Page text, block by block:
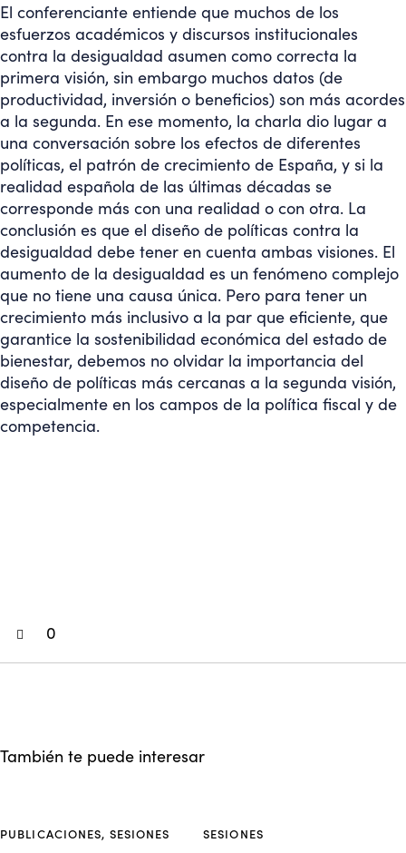
El conferenciante entiende que muchos de los
esfuerzos académicos y discursos institucionales
contra la desigualdad asumen como correcta la
primera visión, sin embargo muchos datos (de
productividad, inversión o beneficios) son más acordes
a la segunda. En ese momento, la charla dio lugar a
una conversación sobre los efectos de diferentes
políticas, el patrón de crecimiento de España, y si la
realidad española de las últimas décadas se
corresponde más con una realidad o con otra. La
conclusión es que el diseño de políticas contra la
desigualdad debe tener en cuenta ambas visiones. El
aumento de la desigualdad es un fenómeno complejo
que no tiene una causa única. Pero para tener un
crecimiento más inclusivo a la par que eficiente, que
garantice la sostenibilidad económica del estado de
bienestar, debemos no olvidar la importancia del
diseño de políticas más cercanas a la segunda visión,
especialmente en los campos de la política fiscal y de
competencia.
0
También te puede interesar
PUBLICACIONES, SESIONES SESIONES